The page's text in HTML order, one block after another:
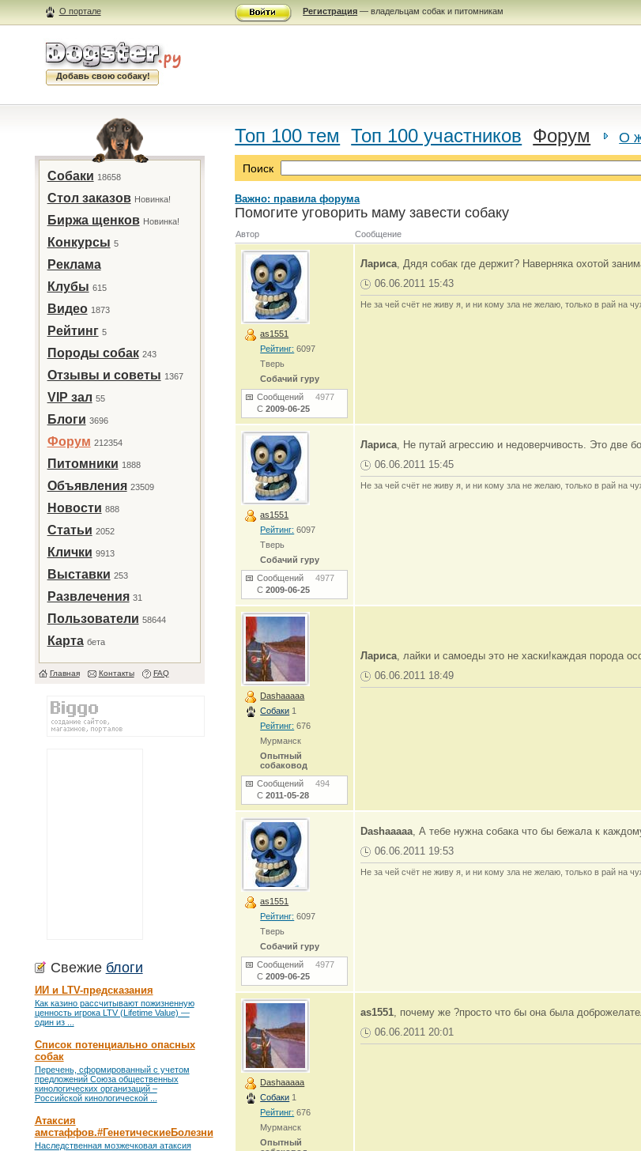
О портале Регистрация — владельцам собак и питомникам
Добавь свою собаку!
Собаки 18658
Стол заказов Новинка!
Биржа щенков Новинка!
Конкурсы 5
Реклама
Клубы 615
Видео 1873
Рейтинг 5
Породы собак 243
Отзывы и советы 1367
VIP зал 55
Блоги 3696
Форум 212354
Питомники 1888
Объявления 23509
Новости 888
Статьи 2052
Клички 9913
Выставки 253
Развлечения 31
Пользователи 58644
Карта бета
Главная Контакты FAQ
Свежие блоги
ИИ и LTV-предсказания
Как казино рассчитывают пожизненную
ценность игрока LTV (Lifetime Value) —
один из ...
Список потенциально опасных
собак
Перечень, сформированный с учетом
предложений Союза общественных
кинологических организаций –
Российской кинологической ...
Атаксия
амстаффов.#ГенетическиеБолезни
Наследственная мозжечковая атаксия
Топ 100 тем Топ 100 участников Форум О
Поиск
Важно: правила форума
Помогите уговорить маму завести собаку
Автор Сообщение
as1551
Рейтинг: 6097
Тверь
Собачий гуру
Сообщений4977
С2009-06-25
Лариса, Дядя собак где держит? Наверняка охотой
06.06.2011 15:43
Не за чей счёт не живу я, и ни кому зла не желаю, только в рай на
as1551
Рейтинг: 6097
Тверь
Собачий гуру
Сообщений4977
С2009-06-25
Лариса, Не путай агрессию и недоверчивость. Это две
06.06.2011 15:45
Не за чей счёт не живу я, и ни кому зла не желаю, только в рай на
Dashaaaaa
Собаки 1
Рейтинг: 676
Мурманск
Опытный
собаковод
Сообщений494
С2011-05-28
Лариса, лайки и самоеды это не хаски!каждая порода
06.06.2011 18:49
as1551
Рейтинг: 6097
Тверь
Собачий гуру
Сообщений4977
С2009-06-25
Dashaaaaa, А тебе нужна собака что бы бежала к
06.06.2011 19:53
Не за чей счёт не живу я, и ни кому зла не желаю, только в рай на
Dashaaaaa
Собаки 1
Рейтинг: 676
Мурманск
Опытный
as1551, почему же ?просто что бы она была
06.06.2011 20:01